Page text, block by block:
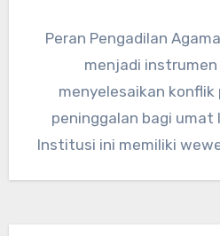
Peran Pengadilan
menjadi
menyelesaikan
peninggalan bagi umat
Institusi ini memiliki